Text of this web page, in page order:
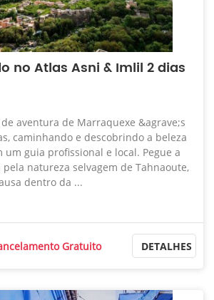
no Atlas Asni & Imlil 2 dias
aventura de Marraquexe &agrave;s
caminhando e descobrindo a beleza
guia profissional e local. Pegue a
natureza selvagem de Tahnaoute,
dentro da ...
Gratuito DETALHES